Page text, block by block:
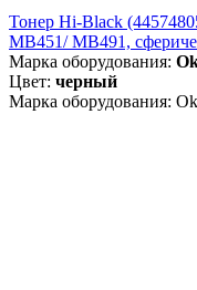
Тонер Hi-Black
MB451/ MB491,
Марка оборудования:
Цвет: черный
Марка оборудования: